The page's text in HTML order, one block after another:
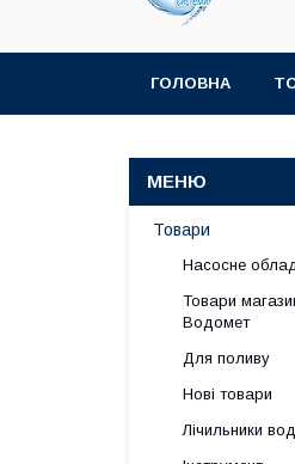
ГОЛОВНА
Товари
Насосне
Товари
Водомет
Для поливу
Нові товари
Лічильники